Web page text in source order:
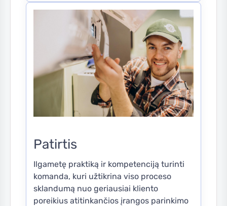
Patirtis
Ilgametę praktiką ir kompetenciją turinti
komanda, kuri užtikrina viso proceso
sklandumą nuo geriausiai kliento
poreikius atitinkančios įrangos parinkimo